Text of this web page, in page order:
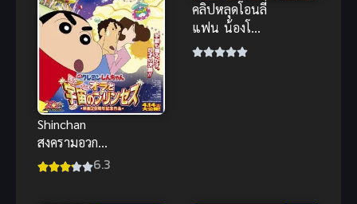
Shinchan
สงครามอวกาศ
เจ้าหญิงฮิมา6.3
คลิปหลุดโอนลี่
แฟน น้องโซ
ฮัน ชุดแม่วัว